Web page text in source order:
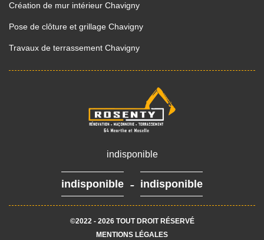
Création de mur intérieur Chavigny
Pose de clôture et grillage Chavigny
Travaux de terrassement Chavigny
indisponible
indisponible - indisponible
©2022 - 2026 TOUT DROIT RÉSERVÉ
MENTIONS LÉGALES